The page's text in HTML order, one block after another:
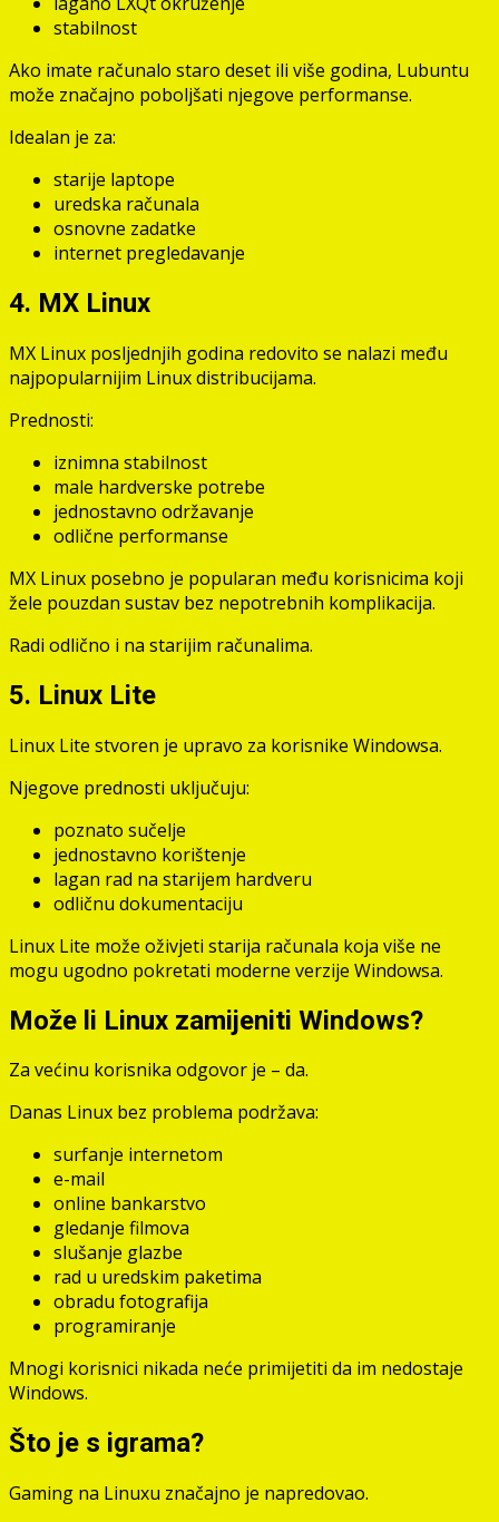
stabilnost
Ako imate računalo staro deset ili više godina, Lubuntu
može značajno poboljšati njegove performanse.
Idealan je za:
starije laptope
uredska računala
osnovne zadatke
internet pregledavanje
4. MX Linux
MX Linux posljednjih godina redovito se nalazi među
najpopularnijim Linux distribucijama.
Prednosti:
iznimna stabilnost
male hardverske potrebe
jednostavno održavanje
odlične performanse
MX Linux posebno je popularan među korisnicima koji
žele pouzdan sustav bez nepotrebnih komplikacija.
Radi odlično i na starijim računalima.
5. Linux Lite
Linux Lite stvoren je upravo za korisnike Windowsa.
Njegove prednosti uključuju:
poznato sučelje
jednostavno korištenje
lagan rad na starijem hardveru
odličnu dokumentaciju
Linux Lite može oživjeti starija računala koja više ne
mogu ugodno pokretati moderne verzije Windowsa.
Može li Linux zamijeniti Windows?
Za većinu korisnika odgovor je – da.
Danas Linux bez problema podržava:
surfanje internetom
e-mail
online bankarstvo
gledanje filmova
slušanje glazbe
rad u uredskim paketima
obradu fotografija
programiranje
Mnogi korisnici nikada neće primijetiti da im nedostaje
Windows.
Što je s igrama?
Gaming na Linuxu značajno je napredovao.